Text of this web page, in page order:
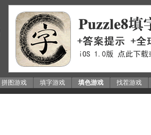
拼图游戏 填字游戏 填色游戏 找茬游戏